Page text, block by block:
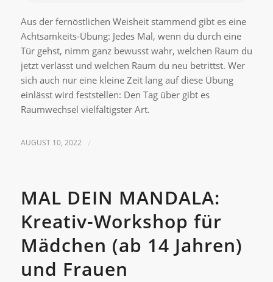
Aus der fernöstlichen Weisheit stammend gibt es eine
Achtsamkeits-Übung: Jedes Mal, wenn du durch eine
Tür gehst, nimm ganz bewusst wahr, welchen Raum du
jetzt verlässt und welchen Raum du neu betrittst. Wer
sich auch nur eine kleine Zeit lang auf diese Übung
einlässt wird feststellen: Den Tag über gibt es
Raumwechsel vielfältigster Art.
AUGUST 10, 2022 /
MAL DEIN MANDALA:
Kreativ-Workshop für
Mädchen (ab 14 Jahren)
und Frauen